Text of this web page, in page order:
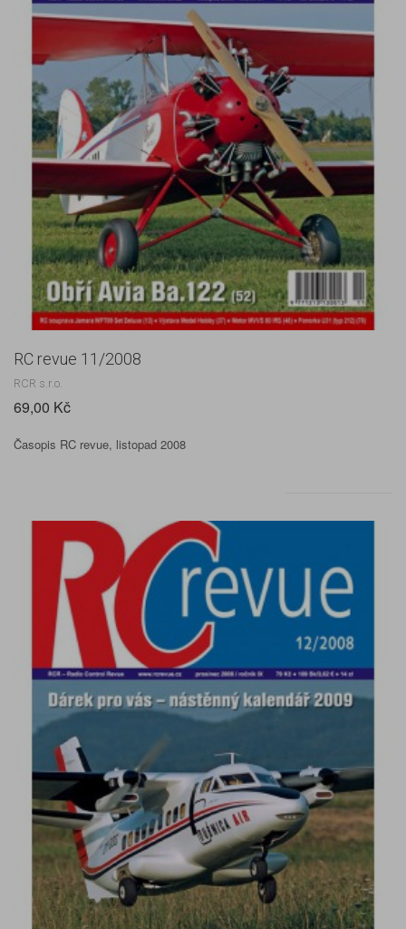
RC revue 11/2008
RCR s.r.o.
69,00 Kč
Časopis RC revue, listopad 2008